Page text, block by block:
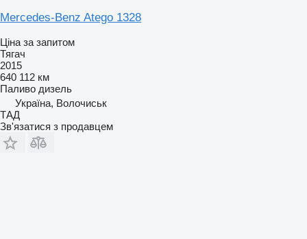
Mercedes-Benz Atego 1328
Ціна за запитом
Тягач
2015
640 112 км
Паливо дизель
Україна, Волочиськ
ТАД
Зв'язатися з продавцем